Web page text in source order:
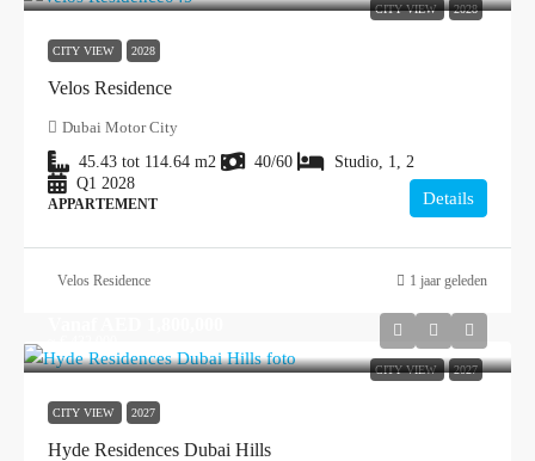
CITY VIEW 2028
CITY VIEW 2028
Velos Residence
Dubai Motor City
45.43 tot 114.64 m2 40/60
Studio, 1, 2
Q1 2028
APPARTEMENT Details
Velos Residence 1 jaar geleden
CITY VIEW 2027
CITY VIEW 2027
Hyde Residences Dubai Hills